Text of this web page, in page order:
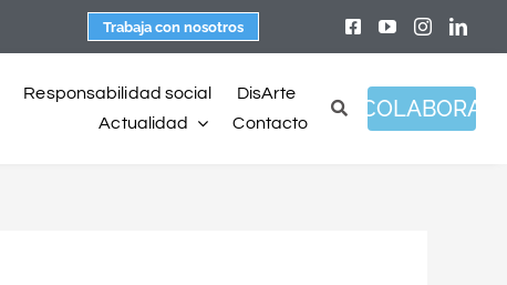
Trabaja con nosotros
Responsabilidad social
DisArte
Actualidad
Contacto
COLABORA